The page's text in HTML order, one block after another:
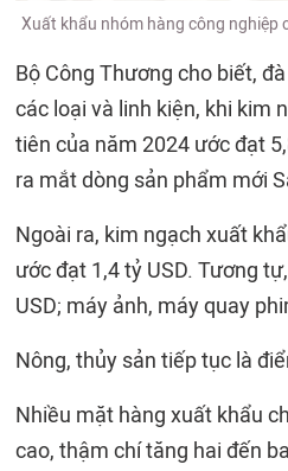
Xuất khẩu nhóm hàng công nghiệp
Bộ Công Thương cho biết,
các loại và linh kiện, khi kim
tiên của năm 2024 ước đạt
ra mắt dòng sản phẩm mới
Ngoài ra, kim ngạch xuất
ước đạt 1,4 tỷ USD. Tương
USD; máy ảnh, máy quay
Nông, thủy sản tiếp tục là
Nhiều mặt hàng xuất khẩu
cao, thậm chí tăng hai đến